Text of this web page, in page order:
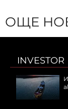
ОЩЕ
INVESTOR